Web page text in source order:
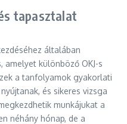
tapasztalat
általában
amelyet különböző OKJ-s
a tanfolyamok gyakorlati
és sikeres vizsga
munkájukat a
néhány hónap, de a